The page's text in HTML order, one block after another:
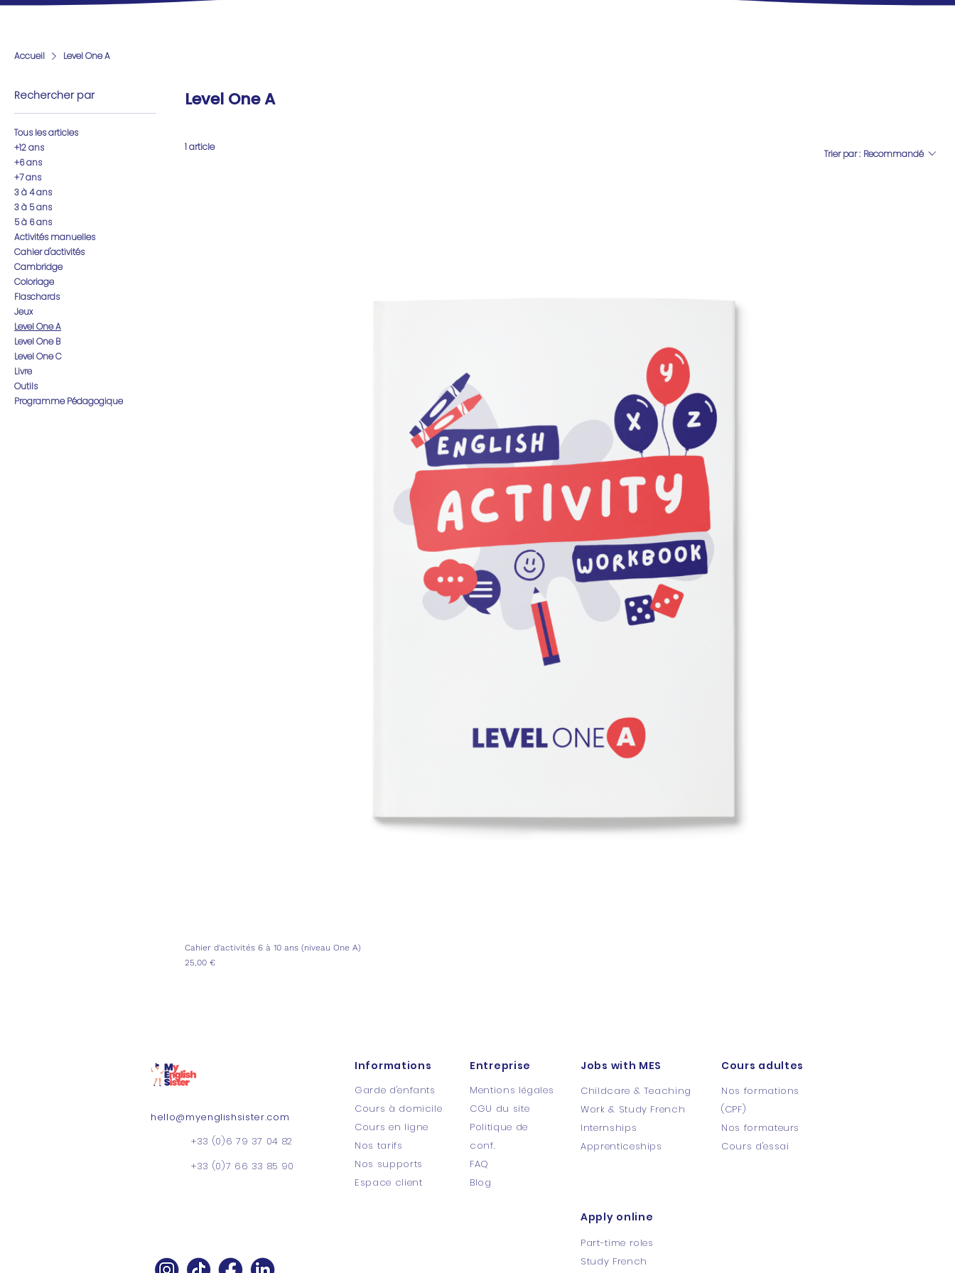
Accueil Level One A
Rechercher par
Tous les articles
+12 ans
+6 ans
+7 ans
3 à 4 ans
3 à 5 ans
5 à 6 ans
Activités manuelles
Cahier d'activités
Cambridge
Coloriage
Flaschards
Jeux
Level One A
Level One B
Level One C
Livre
Outils
Programme Pédagogique
Level One A
1 article
Trier par : Recommandé
Cahier d'activités 6 à 10 ans (niveau One A)
Prix
25,00 €
hello@myenglishsister.com
+33 (0)6 79 37 04 82
+33 (0)7 66 33 85 90
Informations
Garde d'enfants
Cours à domicile
Cours en ligne
Nos tarifs
Nos supports
Espace client
Entreprise
Mentions légales
CGU du site
Politique de
conf.
FAQ
Blog
Jobs with MES
Childcare & Teaching
Work & Study French
Internships
Apprenticeships
Cours adultes
Nos formations
(CPF)
Nos formateurs
Cours d'essai​
Apply online
Part-time roles
Study French